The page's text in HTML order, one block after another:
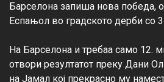
Барселона запиша нова победа,
Еспањол во градското дерби со
На Барселона и требаа само 12.
отвори резултатот преку Дани
на Јамал кој прекрасно му